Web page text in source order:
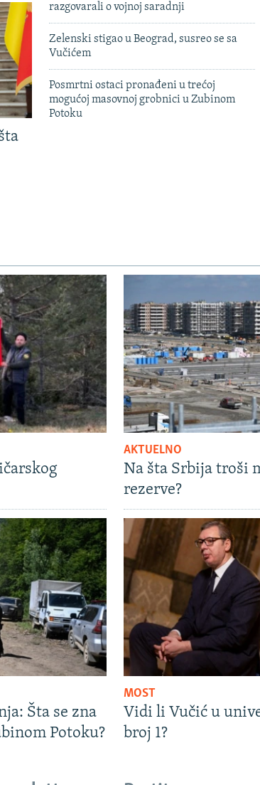
razgovarali o vojnoj saradnji
Zelenski stigao u Beograd, susreo se sa
Vučićem
Posmrtni ostaci pronađeni u trećoj
mogućoj masovnoj grobnici u Zubinom
Potoku
AKTUELNO
Na šta Srbija troši
rezerve?
Šta se zna
Potoku?
MOST
Vidi li Vučić u
broj 1?